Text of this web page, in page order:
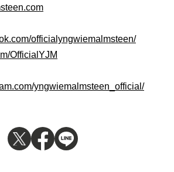
officialyngwiemalmsteen/
OfficialYJM
yngwiemalmsteen_official/